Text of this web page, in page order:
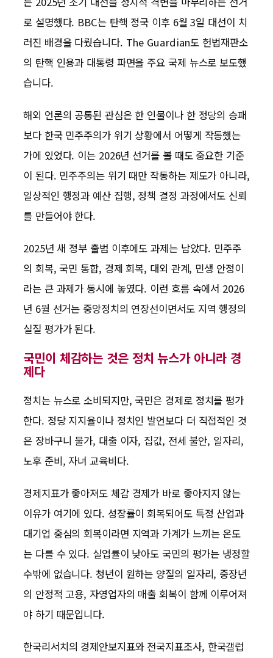
로 설명했다. BBC는 탄핵 정국 이후 6월 3일 대선이 치
러진 배경을 다뤘습니다. The Guardian도 헌법재판소
의 탄핵 인용과 대통령 파면을 주요 국제 뉴스로 보도했
습니다.
해외 언론의 공통된 관심은 한 인물이나 한 정당의 승패
보다 한국 민주주의가 위기 상황에서 어떻게 작동했는
가에 있었다. 이는 2026년 선거를 볼 때도 중요한 기준
이 된다. 민주주의는 위기 때만 작동하는 제도가 아니라,
일상적인 행정과 예산 집행, 정책 결정 과정에서도 신뢰
를 만들어야 한다.
2025년 새 정부 출범 이후에도 과제는 남았다. 민주주
의 회복, 국민 통합, 경제 회복, 대외 관계, 민생 안정이
라는 큰 과제가 동시에 놓였다. 이런 흐름 속에서 2026
년 6월 선거는 중앙정치의 연장선이면서도 지역 행정의
실질 평가가 된다.
국민이 체감하는 것은 정치 뉴스가 아니라 경
제다
정치는 뉴스로 소비되지만, 국민은 경제로 정치를 평가
한다. 정당 지지율이나 정치인 발언보다 더 직접적인 것
은 장바구니 물가, 대출 이자, 집값, 전세 불안, 일자리,
노후 준비, 자녀 교육비다.
경제지표가 좋아져도 체감 경제가 바로 좋아지지 않는
이유가 여기에 있다. 성장률이 회복되어도 특정 산업과
대기업 중심의 회복이라면 지역과 가계가 느끼는 온도
는 다를 수 있다. 실업률이 낮아도 국민의 평가는 냉정할
수밖에 없습니다. 청년이 원하는 양질의 일자리, 중장년
의 안정적 고용, 자영업자의 매출 회복이 함께 이루어져
야 하기 때문입니다.
한국리서치의 경제안보지표와 전국지표조사, 한국갤럽